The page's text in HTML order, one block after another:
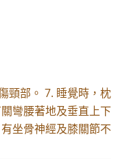
頸部。 7. 睡覺時，枕
彎腰著地及垂直上下
坐骨神經及膝關節不